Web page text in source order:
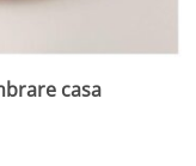
casa